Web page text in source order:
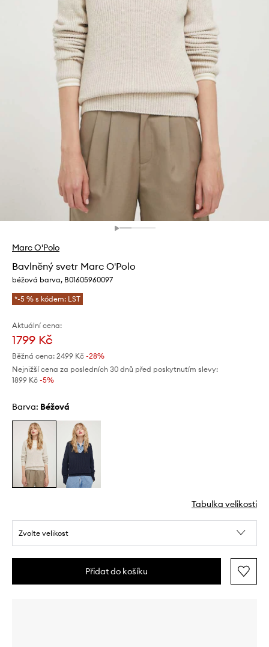
Marc O'Polo
Bavlněný svetr Marc O'Polo
béžová barva, B01605960097
*-5 % s kódem: LST
Aktuální cena:
1799 Kč
Běžná cena: 2499 Kč -28%
Nejnižší cena za posledních 30 dnů před poskytnutím slevy:
1899 Kč -5%
Barva: béžová
Tabulka velikosti
Zvolte velikost
Přidat do košíku